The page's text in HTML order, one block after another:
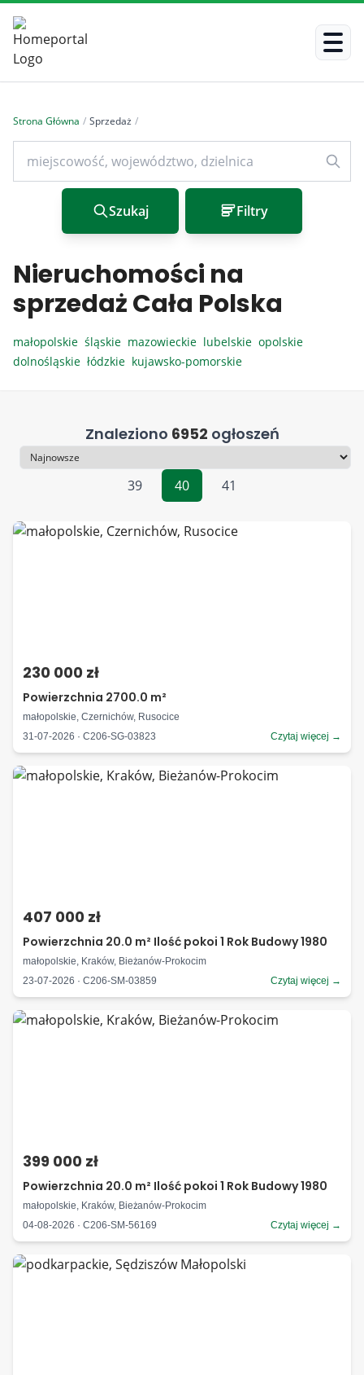
Strona Główna / Sprzedaż /
Szukaj Filtry
Nieruchomości na
sprzedaż Cała Polska
małopolskie śląskie mazowieckie lubelskie opolskie
dolnośląskie łódzkie kujawsko-pomorskie
Znaleziono 6952 ogłoszeń
Sortowanie
39
40 41
230 000 zł
Powierzchnia 2700.0 m²
małopolskie, Czernichów, Rusocice
31-07-2026 · C206-SG-03823
Czytaj więcej →
407 000 zł
Powierzchnia 20.0 m² Ilość pokoi 1 Rok Budowy 1980
małopolskie, Kraków, Bieżanów-Prokocim
23-07-2026 · C206-SM-03859
Czytaj więcej →
399 000 zł
Powierzchnia 20.0 m² Ilość pokoi 1 Rok Budowy 1980
małopolskie, Kraków, Bieżanów-Prokocim
04-08-2026 · C206-SM-56169
Czytaj więcej →